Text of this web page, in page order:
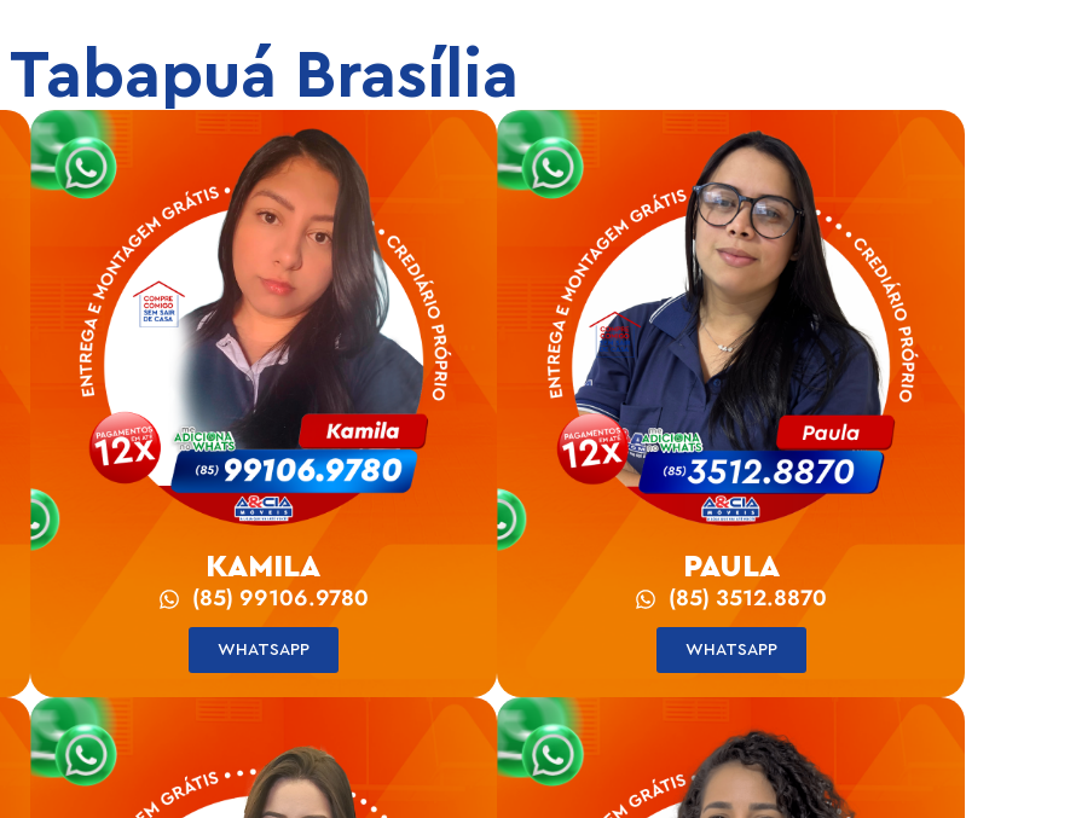
Tabapuá Brasília
KAMILA
(85) 99106.9780
WHATSAPP
PAULA
(85) 3512.8870
WHATSAPP